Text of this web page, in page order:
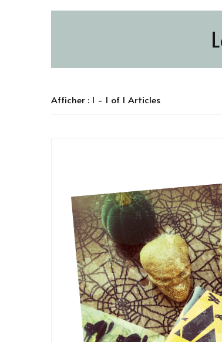
Afficher : 1 - 1 of 1 Articles